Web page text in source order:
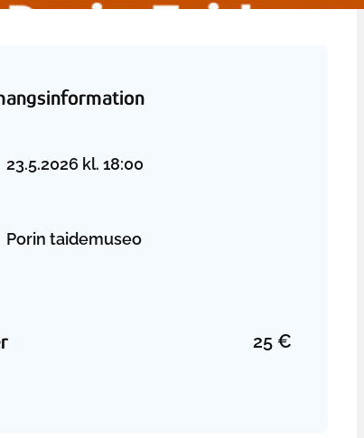
23.5.2026 kl.18:00
Porin taidemuseo
25 €